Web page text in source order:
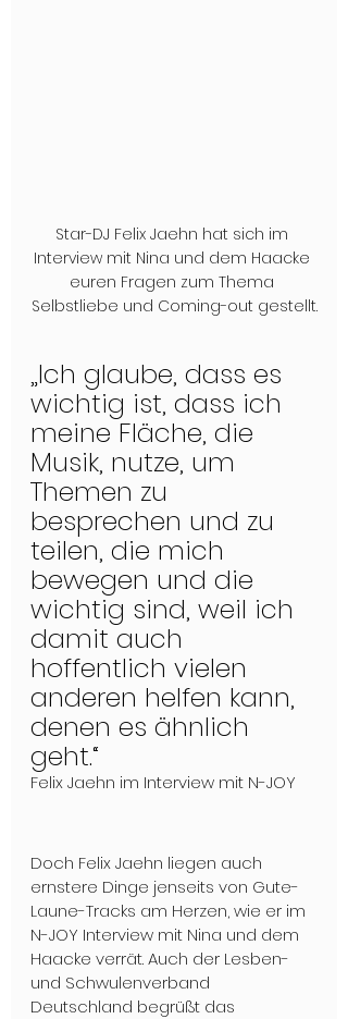
Star-DJ Felix Jaehn hat sich im
Interview mit Nina und dem Haacke
euren Fragen zum Thema
Selbstliebe und Coming-out gestellt.
„Ich glaube, dass es
wichtig ist, dass ich
meine Fläche, die
Musik, nutze, um
Themen zu
besprechen und zu
teilen, die mich
bewegen und die
wichtig sind, weil ich
damit auch
hoffentlich vielen
anderen helfen kann,
denen es ähnlich
geht.“
Felix Jaehn im Interview mit N-JOY
Doch Felix Jaehn liegen auch
ernstere Dinge jenseits von Gute-
Laune-Tracks am Herzen, wie er im
N-JOY Interview mit Nina und dem
Haacke verrät. Auch der Lesben-
und Schwulenverband
Deutschland begrüßt das